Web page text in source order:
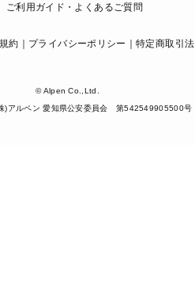
ご利用ガイド・よくあるご質問
約 プライバシーポリシー 特定商取引
© Alpen Co.,Ltd.
)アルペン 愛知県公安委員会 第542549905500号